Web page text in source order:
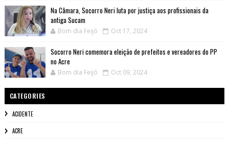
Na Câmara, Socorro Neri luta por justiça aos profissionais da
antiga Sucam
Bom dia Feijó Oct 17, 2024
Socorro Neri comemora eleição de prefeitos e vereadores do PP
no Acre
Bom dia Feijó Oct 09, 2024
CATEGORIES
ACIDENTE
ACRE